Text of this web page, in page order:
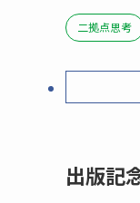
二拠点思考
出版記